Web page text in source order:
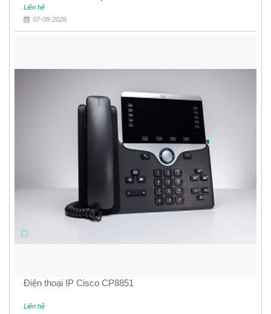
Liên hệ
07-08-2026
Điện thoại IP Cisco CP8851
Liên hệ